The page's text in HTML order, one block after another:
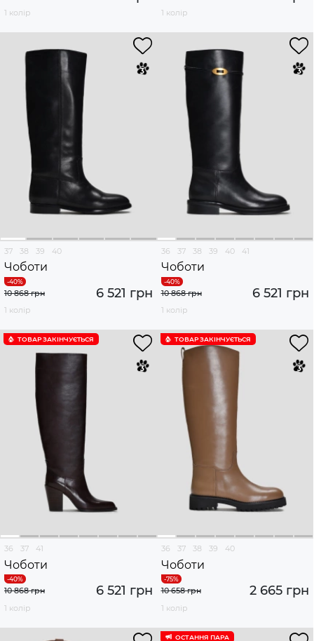
1 колір
1 колір
37 38 39 40
Чоботи
6 521 грн
10 868 грн
1 колір
36 37 38 39 40 41
Чоботи
6 521 грн
10 868 грн
1 колір
ТОВАР ЗАКІНЧУЄTЬСЯ
36 37 41
Чоботи
6 521 грн
10 868 грн
1 колір
ТОВАР ЗАКІНЧУЄTЬСЯ
36 37 38 39 40
Чоботи
2 665 грн
10 658 грн
1 колір
ОСТАННЯ ПАРА